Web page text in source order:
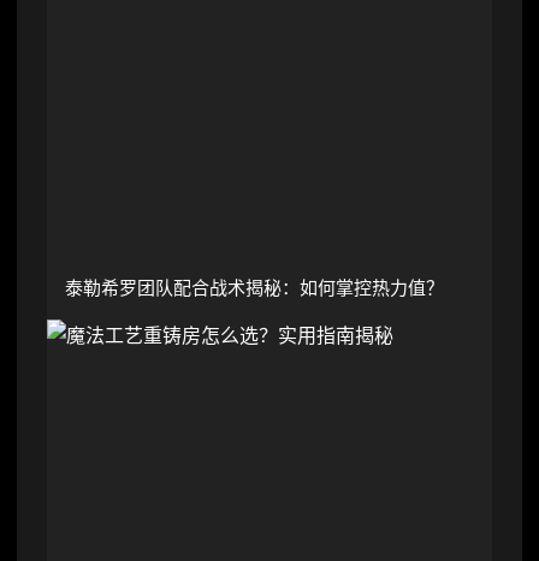
泰勒希罗团队配合战术揭秘：如何掌控热力值？